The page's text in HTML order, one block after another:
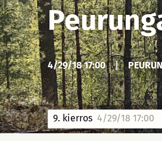
4/29/18 17:00 |
9. kierros 4/29/18 17:00